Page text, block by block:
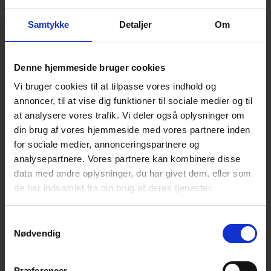
Samtykke Detaljer Om
Denne hjemmeside bruger cookies
Vi bruger cookies til at tilpasse vores indhold og
annoncer, til at vise dig funktioner til sociale medier og til
at analysere vores trafik. Vi deler også oplysninger om
din brug af vores hjemmeside med vores partnere inden
for sociale medier, annonceringspartnere og
analysepartnere. Vores partnere kan kombinere disse
data med andre oplysninger, du har givet dem, eller som
de har indsamlet fra din brug af deres tjenester.
Nødvendig
celles impliquant des liquides à haute viscosité.
PD – Pompes de duty pétrochimique
: Tous les
CD – Pompes de duty chimique: Pour le traitement de
liquides corrosifs, principalement utilisés dans l'industrie
chimique, alimentaire et pharmaceutique.
ED – Pompes de duty environnemental: Pour une
protection optimale contre les fuites. Étant donné que seules
des opérations de maintenance minimales sont nécessaires,
les pompes ED s'avèrent plus économiques que les pompes
traditionnellement scellées, surtout lorsque l'application
nécessite des joints mécaniques à double arbre.
des certifications ?
Les pompes ROTAN® sont certifiées par l'Institut Physikalisch-